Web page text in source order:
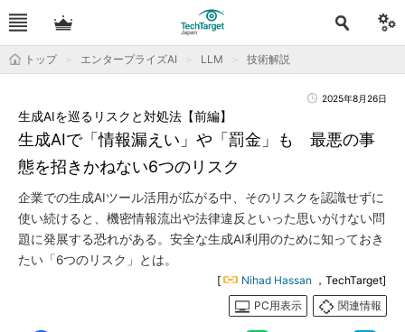
トップ エンタープライズAI LLM 技術解説
2025年8月26日
生成AIで「情報漏えい」や「罰金」も 最悪の事
態を招きかねない6つのリスク
生成AIを巡るリスクと対処法【前編】
企業での生成AIツール活用が広がる中、そのリスクを認識せずに
使い続けると、機密情報流出や法律違反といった思いがけない問
題に発展する恐れがある。安全な生成AI利用のために知っておき
たい「6つのリスク」とは。
[ Nihad Hassan ，TechTarget]
PC用表示
関連情報